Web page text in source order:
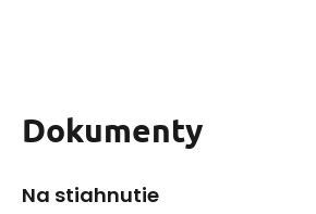
Dokumenty
Na stiahnutie